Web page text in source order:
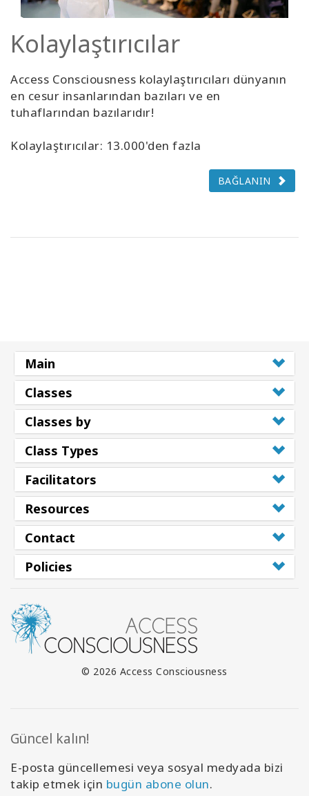
Kolaylaştırıcılar
Access Consciousness kolaylaştırıcıları dünyanın
en cesur insanlarından bazıları ve en
tuhaflarından bazılarıdır!
Kolaylaştırıcılar: 13.000'den fazla
BAĞLANIN
Main
Classes
Classes by
Class Types
Facilitators
Resources
Contact
Policies
© 2026 Access Consciousness
Güncel kalın!
E-posta güncellemesi veya sosyal medyada bizi
takip etmek için bugün abone olun.